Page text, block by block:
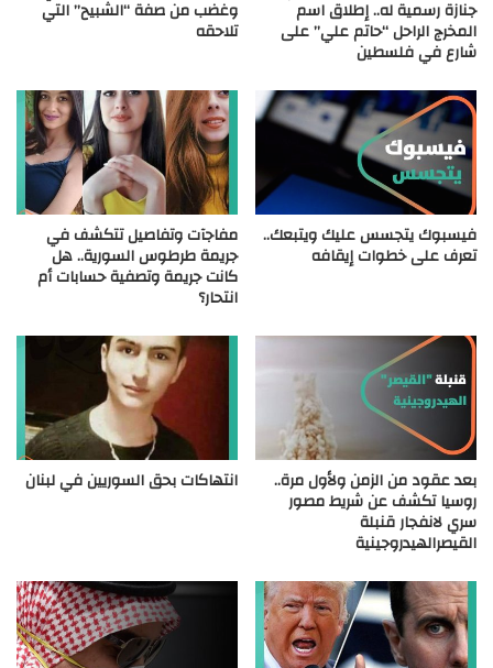
جنازة رسمية له.. إطلاق اسم
المخرج الراحل “حاتم علي” على
شارع في فلسطين
وغضب من صفة “الشبيح” التي
تلاحقه
فيسبوك يتجسس عليك ويتبعك..
تعرف على خطوات إيقافه
مفاجآت وتفاصيل تتكشف في
جريمة طرطوس السورية.. هل
كانت جريمة وتصفية حسابات أم
انتحار؟
بعد عقود من الزمن ولأول مرة..
روسيا تكشف عن شريط مصور
سري لانفجار قنبلة
القيصرالهيدروجينية
انتهاكات بحق السوريين في لبنان